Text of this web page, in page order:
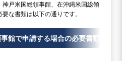
戸米国総領事館、在沖縄米国総領
な書類は以下の通りです。
館で申請する場合の必要書類